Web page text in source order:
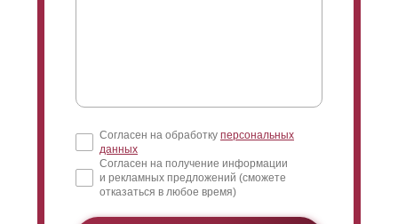
Согласен на обработку персональных
данных
Согласен на получение информации
и рекламных предложений (сможете
отказаться в любое время)